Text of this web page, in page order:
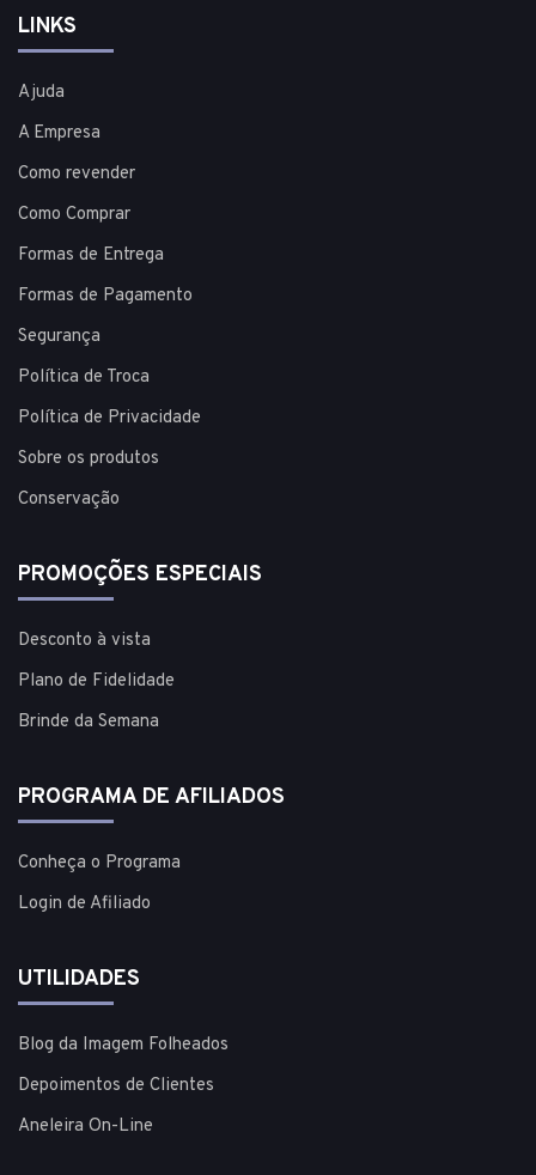
LINKS
Ajuda
A Empresa
Como revender
Como Comprar
Formas de Entrega
Formas de Pagamento
Segurança
Política de Troca
Política de Privacidade
Sobre os produtos
Conservação
PROMOÇÕES ESPECIAIS
Desconto à vista
Plano de Fidelidade
Brinde da Semana
PROGRAMA DE AFILIADOS
Conheça o Programa
Login de Afiliado
UTILIDADES
Blog da Imagem Folheados
Depoimentos de Clientes
Aneleira On-Line